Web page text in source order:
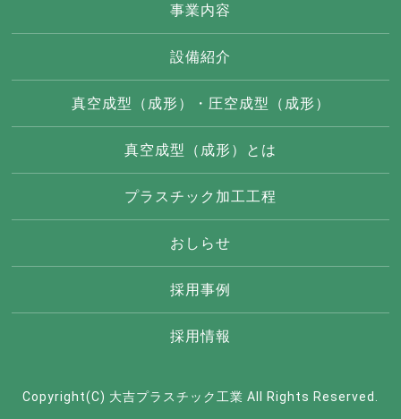
事業内容
設備紹介
真空成型（成形）・圧空成型（成形）
真空成型（成形）とは
プラスチック加工工程
おしらせ
採用事例
採用情報
Copyright(C) 大吉プラスチック工業 All Rights Reserved.